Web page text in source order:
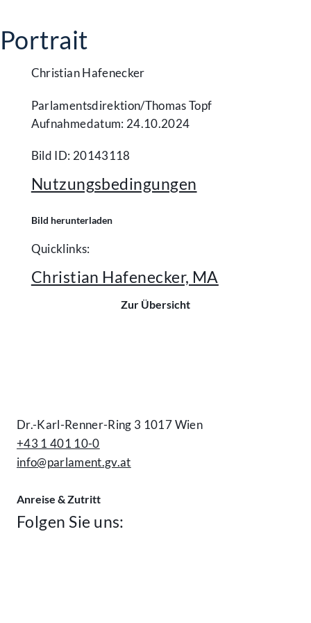
Portrait
Christian Hafenecker
Parlamentsdirektion/​Thomas Topf
Aufnahmedatum: 24.10.2024
Bild ID: 20143118
Nutzungsbedingungen
Bild herunterladen
Quicklinks:
Christian Hafenecker, MA
Zur Übersicht
Dr.-Karl-Renner-Ring 3 1017 Wien
+43 1 401 10-0
info@parlament.gv.at
Anreise & Zutritt
Folgen Sie uns: